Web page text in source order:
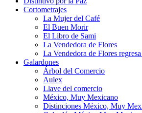
Cortometrajes
La Mujer del Café
El Buen Morir
El Libro de Sami
La Vendedora de Flores
La Vendedora de Flores
Galardones
Árbol del Comercio
Aulex
Llave del comercio
México, Muy Mexicano
Distinciones México, Muy